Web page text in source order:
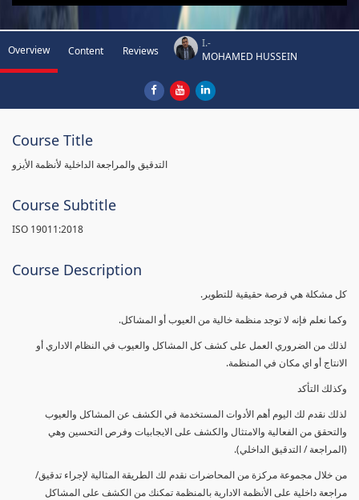
Overview Content Reviews
I.-
MOHAMED HUSSEIN
Course Title
التدقيق والمراجعة الداخلية لأنظمة الأيزو
Course Subtitle
ISO 19011:2018
Course Description
كل مشكلة هي فرصة حقيقية للتطوير.
وكما نعلم فإنه لا توجد منظمة خالية من العيوب أو المشاكل.
لذلك من الضروري العمل على كشف كل المشاكل والعيوب في النظام الاداري أو
الانتاج أو اي مكان في المنظمة.
وكذلك التأكد
لذلك نقدم لك اليوم أهم الأدوات المستخدمة في الكشف عن المشاكل والعيوب
والتحقق من الفعالية والامتثال والكشف على الايجابيات وفرص التحسين وهي
(المراجعة / التدقيق الداخلي).
من خلال مجموعة مركزة من المحاضرات نقدم لك الطريقة المثالية لإجراء تدقيق/
مراجعة داخلية على الأنظمة الادارية بالمنظمة تمكنك من الكشف على المشاكل